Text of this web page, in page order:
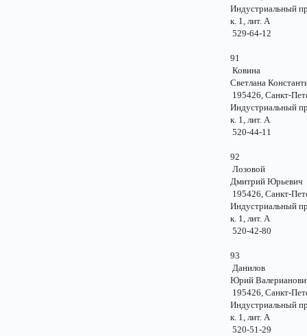
Индустриальный
к. 1, лит. А
529-64-12
91
Ковина
Светлана
195426, Санкт-
Индустриальный
к. 1, лит. А
520-44-11
92
Лозовой
Дмитрий
195426, Санкт-
Индустриальный
к. 1, лит. А
520-42-80
93
Данилов
Юрий
195426, Санкт-
Индустриальный
к. 1, лит. А
520-51-29